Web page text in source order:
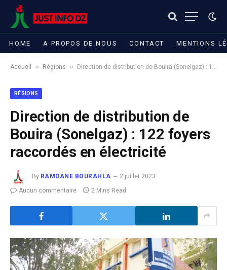
HOME A PROPOS DE NOUS CONTACT MENTIONS
Accueil » Régions » Direction de distribution de Bouira (Sonelgaz) : 122 foyers raccordés en électricité
RÉGIONS
Direction de distribution de
Bouira (Sonelgaz) : 122 foyers
raccordés en électricité
By RAMDANE BOURAHLA
2 juillet 2023
Aucun commentaire
2 Mins Read